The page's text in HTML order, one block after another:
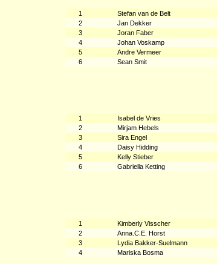
1 Stefan van de Belt
2
Jan Dekker
3
Joran Faber
4
Johan Voskamp
5
Andre Vermeer
6
Sean Smit
1 Isabel de Vries
2
Mirjam Hebels
3
Sira Engel
4
Daisy Hidding
5
Kelly Stieber
6
Gabriella Ketting
1 Kimberly Visscher
2
Anna.C.E. Horst
3
Lydia Bakker-Suelmann
4
Mariska Bosma